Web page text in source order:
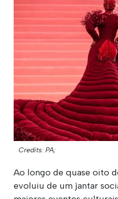
Credits: PA;
Ao longo de quase oito
evoluiu de um jantar